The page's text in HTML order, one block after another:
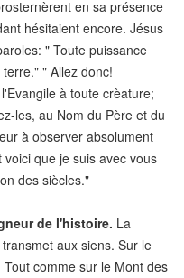
en sa présence
hésitaient encore. Jésus
" Toute puissance
" Allez donc!
à toute crèature;
les, au Nom du Père et du
à observer absolument
que je suis avec vous
des siècles."
de l'histoire. La
aux siens. Sur le
comme sur le Mont des